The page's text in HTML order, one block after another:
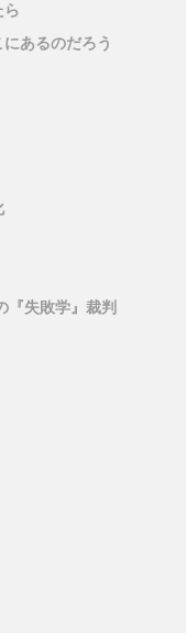
ら
あるのだろう
『失敗学』裁判